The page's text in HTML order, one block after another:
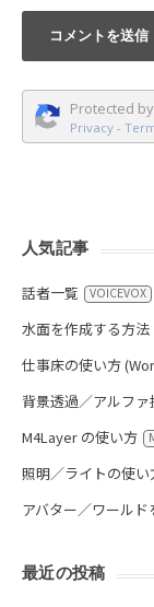
Protected
Privacy -
人気記事
話者一覧 VOICEVOX
水面を作成する方法
仕事床の使い方
背景透過／アルフ
M4Layer の使い方
照明／ライトの使い
アバター／ワール
最近の投稿